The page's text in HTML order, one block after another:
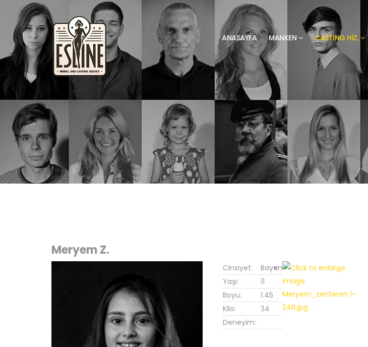
ANASAYFA MANKEN CASTING HIZ.
Meryem Z.
Cinsiyet:
Bayan
Yaşı:
11
Boyu:
1.45
Kilo:
34
Deneyim: .